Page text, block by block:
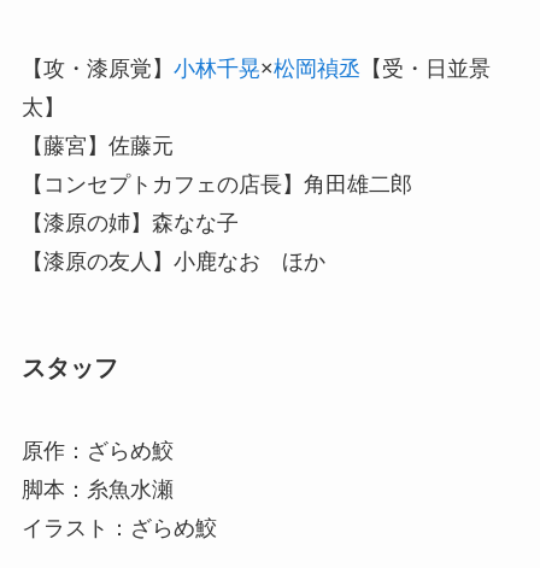
【攻・漆原覚】 小林千晃×松岡禎丞 【受・日並景
太】
【藤宮】佐藤元
【コンセプトカフェの店長】角田雄二郎
【漆原の姉】森なな子
【漆原の友人】小鹿なお ほか
スタッフ
原作：ざらめ鮫
脚本：糸魚水瀬
イラスト：ざらめ鮫